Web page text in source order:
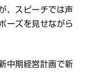
、スピーチでは声
ーズを見せながら
中期経営計画で新